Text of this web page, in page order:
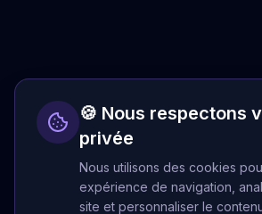
🍪 Nous respectons
privée
Nous utilisons des cookies
expérience de navigation,
site et personnaliser le